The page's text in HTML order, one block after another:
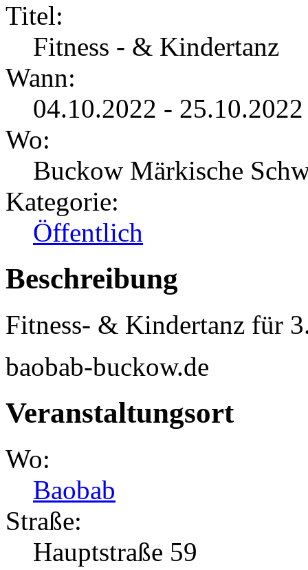
Titel:
Fitness - & Kindertanz
Wann:
04.10.2022 -
Wo:
Buckow Märkische
Kategorie:
Öffentlich
Beschreibung
Fitness- & Kindertanz für
baobab-buckow.de
Veranstaltungsort
Wo:
Baobab
Straße:
Hauptstraße 59